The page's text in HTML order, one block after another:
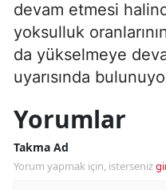
devam etmesi
yoksulluk
da yükselmeye
uyarısında
Yorumlar
Takma Ad
Yorum yapmak için, isterseniz